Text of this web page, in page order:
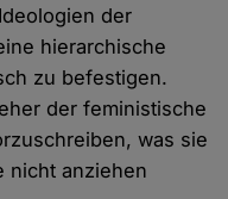
der
hierarchische
zu befestigen.
der feministische
was sie
nicht anziehen